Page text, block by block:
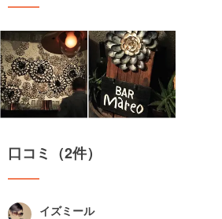
口コミ（2件）
イズミール